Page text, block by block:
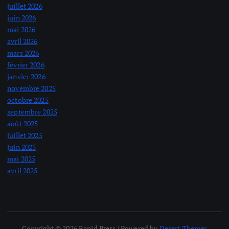
juillet 2026
juin 2026
mai 2026
avril 2026
mars 2026
février 2026
janvier 2026
novembre 2025
octobre 2025
septembre 2025
août 2025
juillet 2025
juin 2025
mai 2025
avril 2025